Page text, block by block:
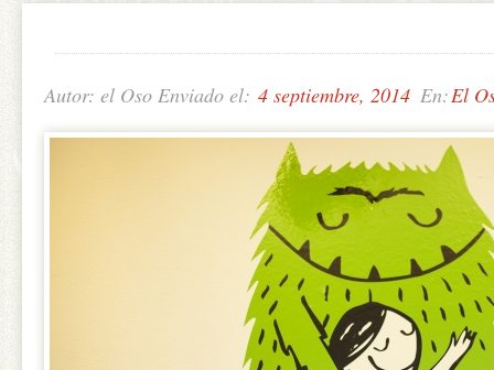
Autor: el Oso Enviado el: 4 septiembre, 2014 En:El